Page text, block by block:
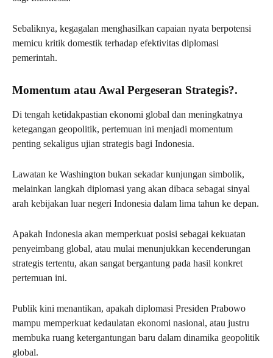
Sebaliknya, kegagalan menghasilkan capaian nyata berpotensi
memicu kritik domestik terhadap efektivitas diplomasi
pemerintah.
Momentum atau Awal Pergeseran Strategis?.
Di tengah ketidakpastian ekonomi global dan meningkatnya
ketegangan geopolitik, pertemuan ini menjadi momentum
penting sekaligus ujian strategis bagi Indonesia.
Lawatan ke Washington bukan sekadar kunjungan simbolik,
melainkan langkah diplomasi yang akan dibaca sebagai sinyal
arah kebijakan luar negeri Indonesia dalam lima tahun ke depan.
Apakah Indonesia akan memperkuat posisi sebagai kekuatan
penyeimbang global, atau mulai menunjukkan kecenderungan
strategis tertentu, akan sangat bergantung pada hasil konkret
pertemuan ini.
Publik kini menantikan, apakah diplomasi Presiden Prabowo
mampu memperkuat kedaulatan ekonomi nasional, atau justru
membuka ruang ketergantungan baru dalam dinamika geopolitik
global.